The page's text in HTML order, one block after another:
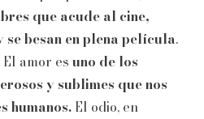
que acude al cine,
se besan en plena película.
amor es uno de los
y sublimes que nos
humanos. El odio, en